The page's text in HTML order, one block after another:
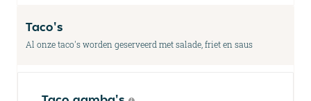
Taco's
Al onze taco's worden geserveerd met salade, friet en saus